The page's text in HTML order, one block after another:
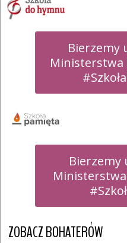
Bierzemy
Ministerstwa
Bierzemy
ZOBACZ BOHATERÓW